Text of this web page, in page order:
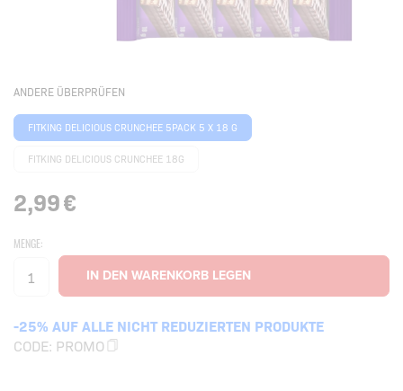
ANDERE ÜBERPRÜFEN
FITKING DELICIOUS CRUNCHEE 5PACK 5 X 18 G
FITKING DELICIOUS CRUNCHEE 18G
2,99€
MENGE:
-25% AUF ALLE NICHT REDUZIERTEN PRODUKTE
CODE: PROMO